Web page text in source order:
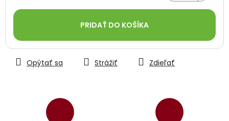
cena:
PRIDAŤ DO KOŠÍKA
Opýtať sa Strážiť Zdieľať